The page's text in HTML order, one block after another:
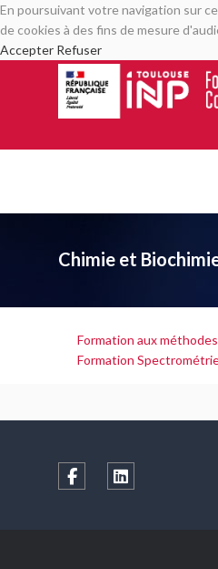
En poursuivant votre navigation sur
de cookies à des fins de mesure
Accepter Refuser
Chimie et
Formation aux
Formation